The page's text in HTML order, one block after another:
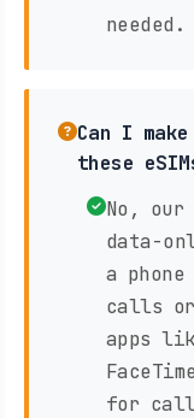
needed.
Can I
these
No, our
data-
a
calls
apps
for